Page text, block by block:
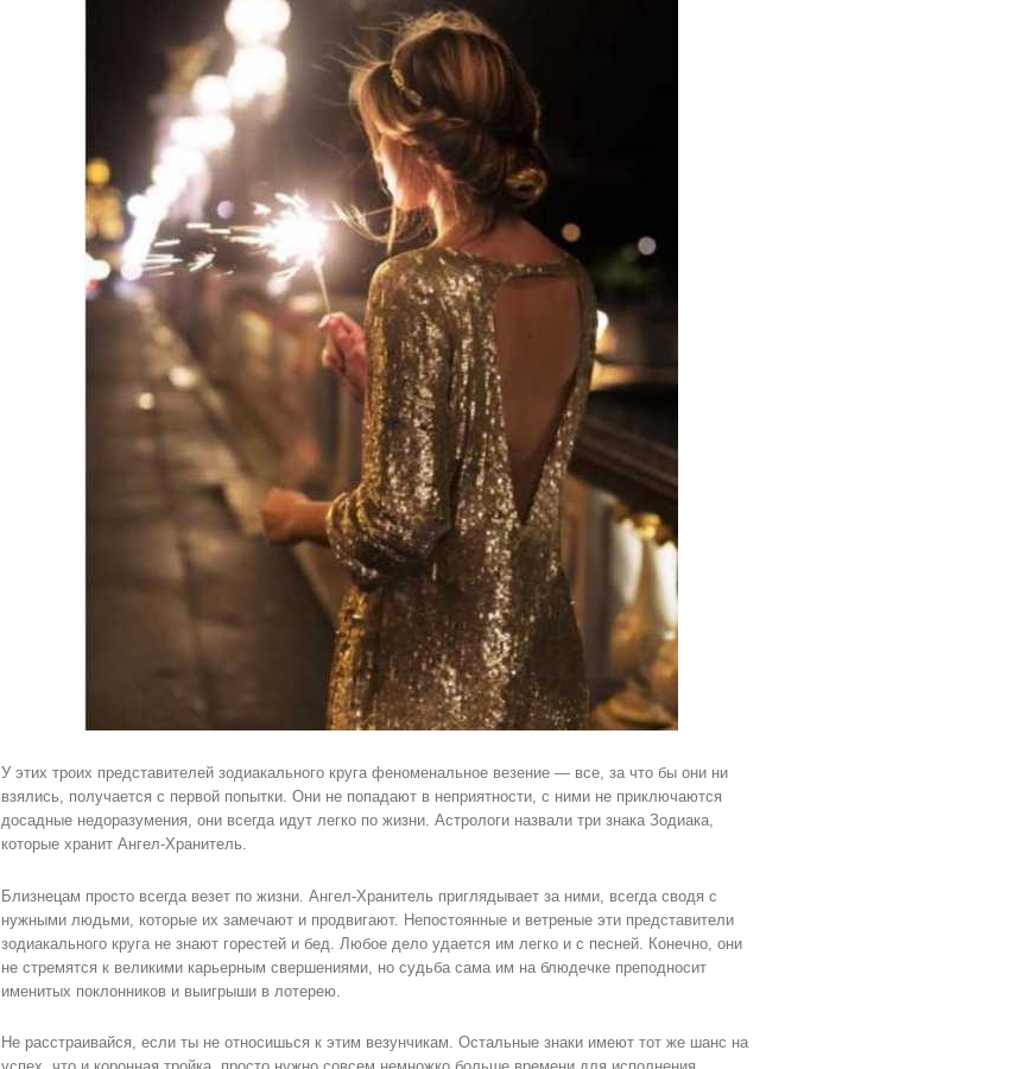
У этих троих представителей зодиакального круга феноменальное везение — все, за что бы они ни
взялись, получается с первой попытки. Они не попадают в неприятности, с ними не приключаются
досадные недоразумения, они всегда идут легко по жизни. Астрологи назвали три знака Зодиака,
которые хранит Ангел-Хранитель.
Близнецам просто всегда везет по жизни. Ангел-Хранитель приглядывает за ними, всегда сводя с
нужными людьми, которые их замечают и продвигают. Непостоянные и ветреные эти представители
зодиакального круга не знают горестей и бед. Любое дело удается им легко и с песней. Конечно, они
не стремятся к великими карьерным свершениями, но судьба сама им на блюдечке преподносит
именитых поклонников и выигрыши в лотерею.
Не расстраивайся, если ты не относишься к этим везунчикам. Остальные знаки имеют тот же шанс на